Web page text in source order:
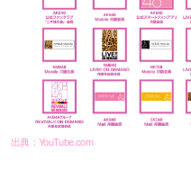
出典：YouTube.com